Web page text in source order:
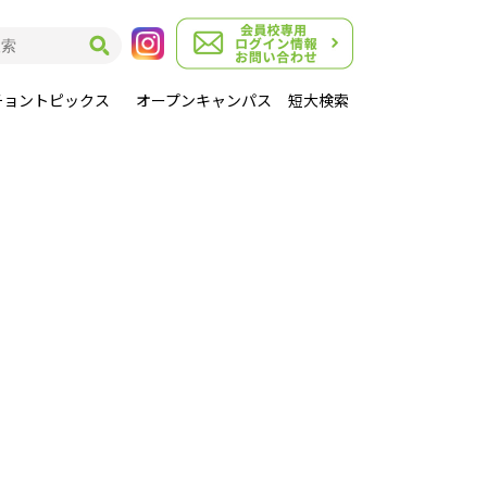
ントピックス オープンキャンパス 短大検索